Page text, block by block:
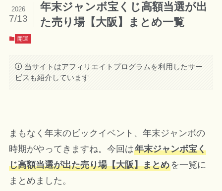
年末ジャンボ宝くじ高額当選が出
た売り場【大阪】まとめ一覧
2026
7/13
開運
当サイトはアフィリエイトプログラムを利用したサー
ビスも紹介しています
まもなく年末のビックイベント、年末ジャンボの
時期がやってきますね。今回は年末ジャンボ宝く
じ高額当選が出た売り場【大阪】まとめを一覧に
まとめました。